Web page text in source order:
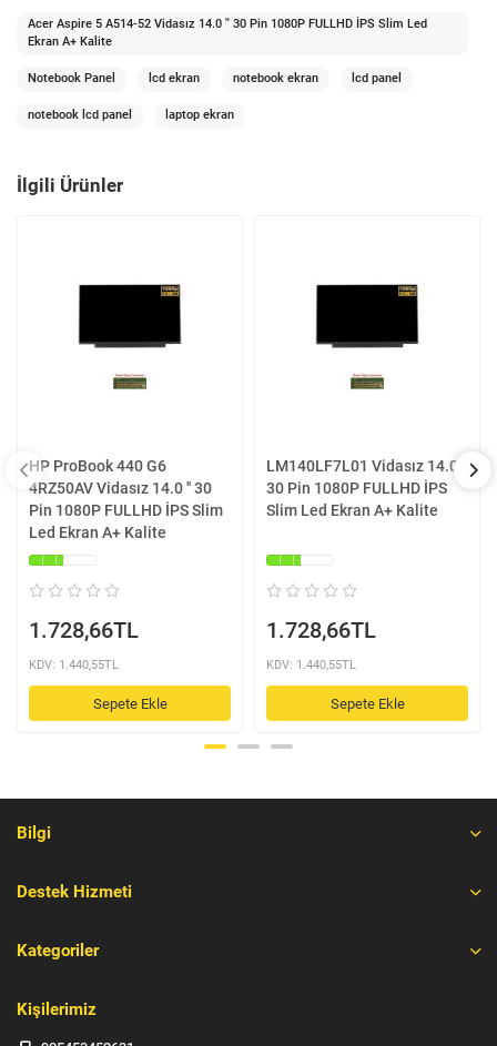
Acer Aspire 5 A514-52 Vidasız 14.0 '' 30 Pin 1080P FULLHD İPS Slim Led
Ekran A+ Kalite
Notebook Panel lcd ekran notebook ekran lcd panel
notebook lcd panel laptop ekran
İlgili Ürünler
HP ProBook 440 G6
4RZ50AV Vidasız 14.0 '' 30
Pin 1080P FULLHD İPS Slim
Led Ekran A+ Kalite
1.728,66TL
KDV: 1.440,55TL
Sepete Ekle
LM140LF7L01 Vidasız 14.0 ''
30 Pin 1080P FULLHD İPS
Slim Led Ekran A+ Kalite
1.728,66TL
KDV: 1.440,55TL
Sepete Ekle
Bilgi
Destek Hizmeti
Kategoriler
Kişilerimiz